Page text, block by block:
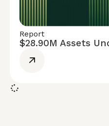
Report
$28.90M Assets